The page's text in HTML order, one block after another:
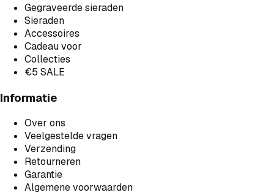
Gegraveerde sieraden
Sieraden
Accessoires
Cadeau voor
Collecties
€5 SALE
Informatie
Over ons
Veelgestelde vragen
Verzending
Retourneren
Garantie
Algemene voorwaarden